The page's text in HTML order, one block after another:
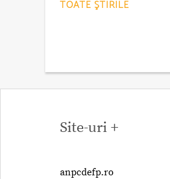
TOATE ŞTIRILE
Site-uri +
anpcdefp.ro